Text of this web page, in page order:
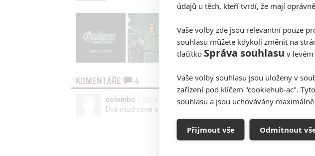
KOMENTÁŘE
4
colombo | 2024-08-22 18:49:04
Dva mudrcové se ozvali.
Vstoupit do diskuze
údajů u těch, kteří tvrdí, že mají
Vaše volby zde jsou relevantní pouze
souhlasu můžete kdykoli změnit na
tlačítko Správa souhlasu v
Vaše volby souhlasu jsou uloženy v
zařízení pod klíčem "cookiehub-ac".
souhlasu a jsou uchovávány
Přijmout vše Odmítnout